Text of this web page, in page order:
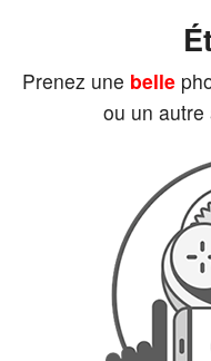
Panier (0)
Prenez une belle
ou un autre